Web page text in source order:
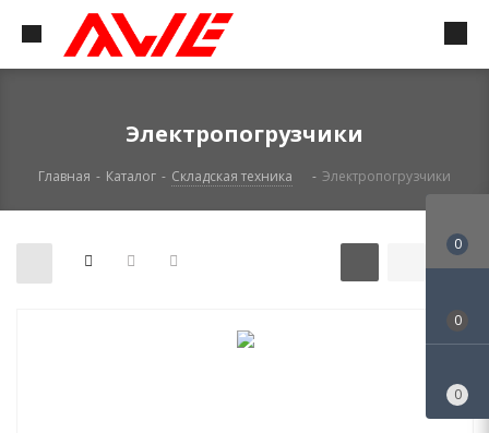
Электропогрузчики
Главная - Каталог - Складская техника - Электропогрузчики
0
0
0